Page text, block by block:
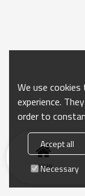
Inicio
We use
experience.
order to
Accept all
Necessary